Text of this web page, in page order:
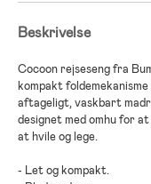
Beskrivelse
Cocoon rejseseng fra
kompakt
aftageligt, vaskbart
designet med omhu for
at hvile og lege.
- Let og kompakt.